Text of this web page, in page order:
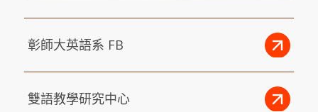
彰師大英語系 FB
雙語教學研究中心